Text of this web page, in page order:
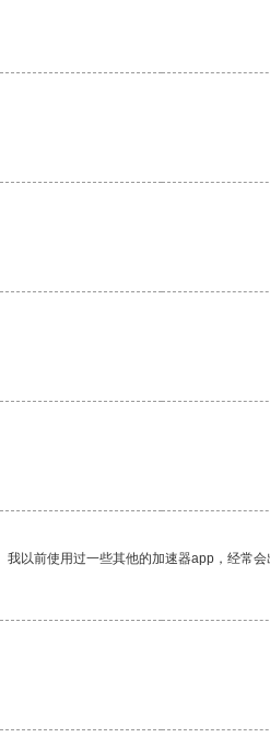
以前使用过一些其他的加速器app，经常会